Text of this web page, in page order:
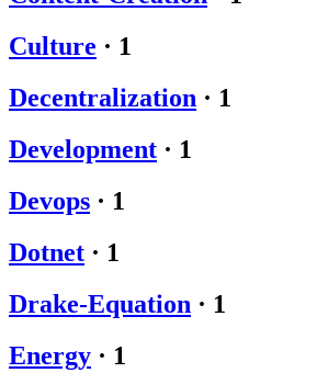
Culture · 1
Decentralization · 1
Development · 1
Devops · 1
Dotnet · 1
Drake-Equation · 1
Energy · 1